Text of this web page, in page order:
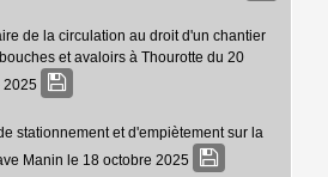
de la circulation au droit d'un chantier
et avaloirs à Thourotte du 20
2025
stationnement et d'empiètement sur la
Manin le 18 octobre 2025